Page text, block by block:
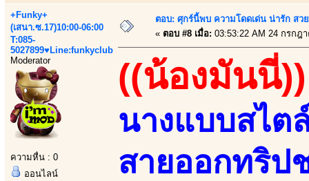
+Funky+
(เสนา.ซ.17)10:00-06:00
T:085-
5027899♥Line:funkyclub
Moderator
ความหื่น : 0
ออนไลน์
ตอบ: ศุกร์นี้พบ ความโดดเด่น น่ารัก สว
« ตอบ #8 เมื่อ: 03:53:22 AM 24 กรกฎ
((น้องมันนี่))
นางแบบสไต
สายออกทริป